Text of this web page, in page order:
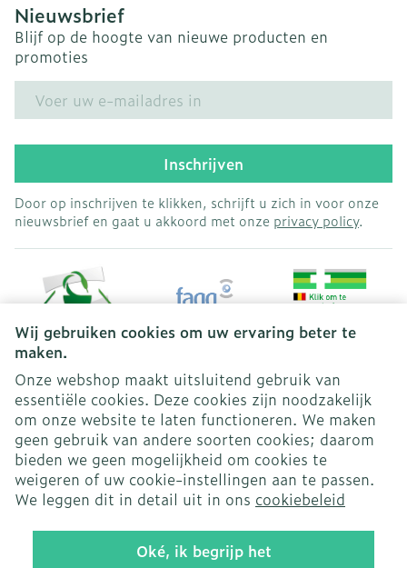
Wij gebruiken cookies om uw ervaring beter te
maken.
Onze webshop maakt uitsluitend gebruik van
essentiële cookies. Deze cookies zijn noodzakelijk
om onze website te laten functioneren. We maken
geen gebruik van andere soorten cookies; daarom
bieden we geen mogelijkheid om cookies te
weigeren of uw cookie-instellingen aan te passen.
We leggen dit in detail uit in ons cookiebeleid
Oké, ik begrijp het
Nieuwsbrief
Blijf op de hoogte van nieuwe producten en
promoties
Inschrijven
Door op inschrijven te klikken, schrijft u zich in voor onze
nieuwsbrief en gaat u akkoord met onze privacy policy.
Juridische links